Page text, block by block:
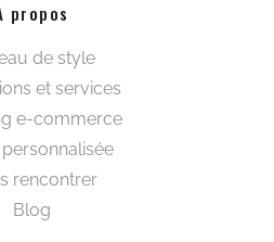
propos
de style
et services
e-commerce
rencontrer
Blog